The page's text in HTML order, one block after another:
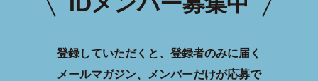
登録していただくと、登録者のみに届く
メールマガジン、メンバーだけが応募で